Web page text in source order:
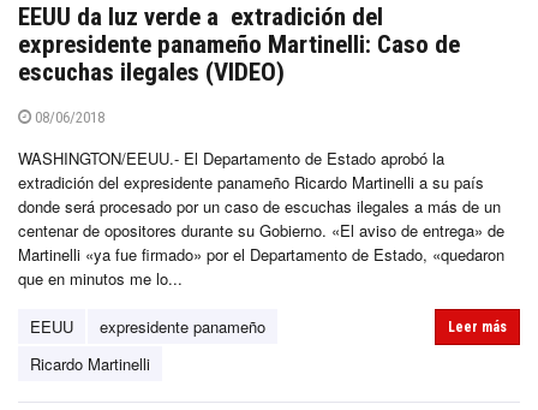
EEUU da luz verde a extradición del
expresidente panameño Martinelli: Caso de
escuchas ilegales (VIDEO)
08/06/2018
WASHINGTON/EEUU.- El Departamento de Estado aprobó la
extradición del expresidente panameño Ricardo Martinelli a su país
donde será procesado por un caso de escuchas ilegales a más de un
centenar de opositores durante su Gobierno. «El aviso de entrega» de
Martinelli «ya fue firmado» por el Departamento de Estado, «quedaron
que en minutos me lo...
EEUU
expresidente panameño
Ricardo Martinelli
Leer más